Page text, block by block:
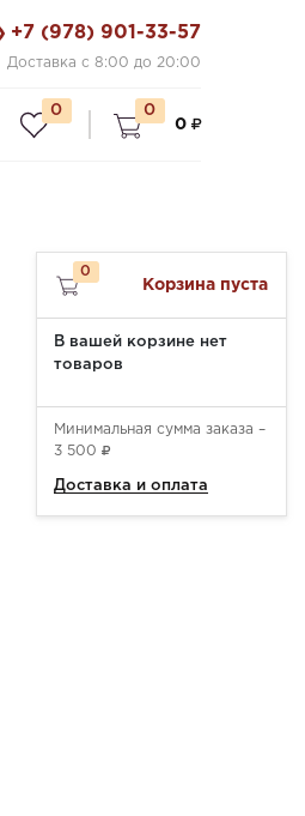
+7 (978) 901-33-57
Доставка с 8:00 до 20:00
0
0
0
0
Корзина пуста
В вашей корзине нет
товаров
Минимальная сумма заказа –
3 500
Доставка и оплата